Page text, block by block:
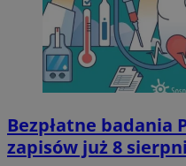
Bezpłatne badania
zapisów już 8